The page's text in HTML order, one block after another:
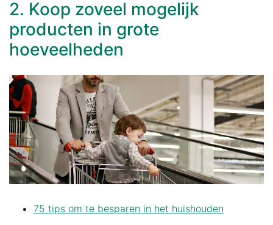
2. Koop zoveel mogelijk
producten in grote
hoeveelheden
75 tips om te besparen in het huishouden